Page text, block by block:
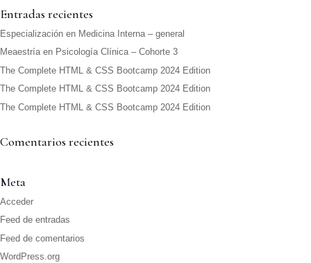
Entradas recientes
Especialización en Medicina Interna – general
Meaestría en Psicología Clínica – Cohorte 3
The Complete HTML & CSS Bootcamp 2024 Edition
The Complete HTML & CSS Bootcamp 2024 Edition
The Complete HTML & CSS Bootcamp 2024 Edition
Comentarios recientes
Meta
Acceder
Feed de entradas
Feed de comentarios
WordPress.org